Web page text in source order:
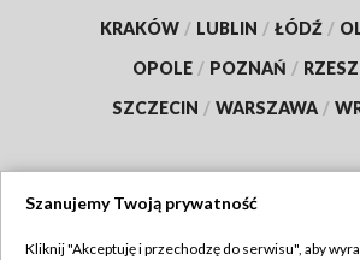
KRAKÓW / LUBLIN / ŁÓDŹ /
OPOLE / POZNAŃ /
SZCZECIN / WARSZAWA /
Szanujemy Twoją prywatność
Kliknij "Akceptuję i przechodzę do serwisu", aby